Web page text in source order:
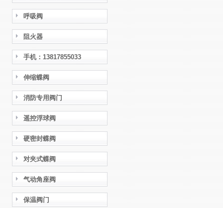
呼吸阀
阻火器
手机：13817855033
伸缩蝶阀
消防专用阀门
遥控浮球阀
硬密封蝶阀
对夹式蝶阀
气动角座阀
保温阀门